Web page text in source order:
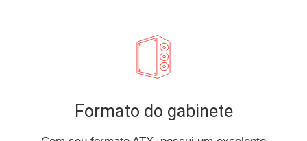
Formato do gabinete